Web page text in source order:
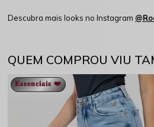
Descubra mais looks no Instagram
QUEM COMPROU VIU
𝐄𝐬𝐬𝐞𝐧𝐜𝐢𝐚𝐢𝐬 ❤️